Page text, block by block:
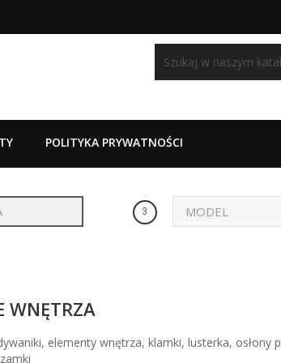
POLITYKA PRYWATNOŚCI
3
WNĘTRZA
elementy wnętrza, klamki, lusterka, osłony